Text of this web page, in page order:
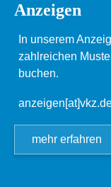
Anzeigen
In unserem
zahlreichen
buchen.
mehr erfahren